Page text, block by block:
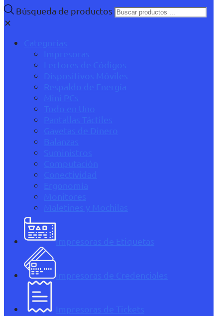
Búsqueda de productos
✕
Categorías
Impresoras
Lectores de Códigos
Dispositivos Móviles
Respaldo de Energía
Mini PCs
Todo en Uno
Pantallas Táctiles
Gavetas de Dinero
Balanzas
Suministros
Computación
Conectividad
Ergonomía
Monitores
Maletines y Mochilas
Impresoras de Etiquetas
Impresoras de Credenciales
Impresoras de Tickets